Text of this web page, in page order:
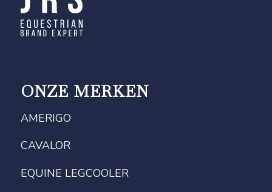
ONZE MERKEN
AMERIGO
CAVALOR
EQUINE LEGCOOLER